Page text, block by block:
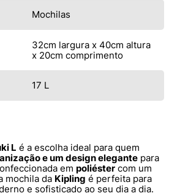
Mochilas
32cm largura x 40cm altura
x 20cm comprimento
17 L
L é a escolha ideal para quem
e um design elegante para
em poliéster com um
mochila da Kipling é perfeita para
e sofisticado ao seu dia a dia.